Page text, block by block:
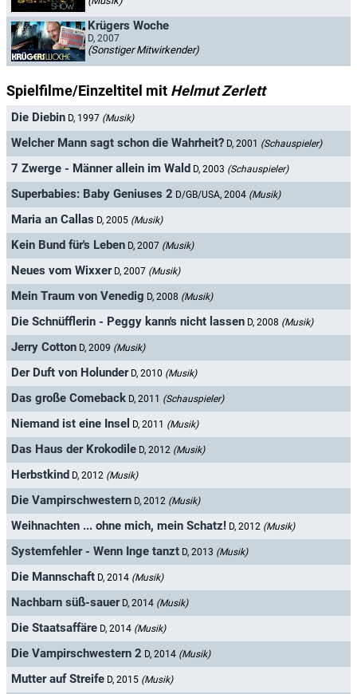
Krügers Woche
D, 2007
(Sonstiger Mitwirkender)
Spielfilme/Einzeltitel mit Helmut Zerlett
Die Diebin D, 1997 (Musik)
Welcher Mann sagt schon die Wahrheit? D, 2001 (Schauspieler)
7 Zwerge - Männer allein im Wald D, 2003 (Schauspieler)
Superbabies: Baby Geniuses 2 D/GB/USA, 2004 (Musik)
Maria an Callas D, 2005 (Musik)
Kein Bund für's Leben D, 2007 (Musik)
Neues vom Wixxer D, 2007 (Musik)
Mein Traum von Venedig D, 2008 (Musik)
Die Schnüfflerin - Peggy kann's nicht lassen D, 2008 (Musik)
Jerry Cotton D, 2009 (Musik)
Der Duft von Holunder D, 2010 (Musik)
Das große Comeback D, 2011 (Schauspieler)
Niemand ist eine Insel D, 2011 (Musik)
Das Haus der Krokodile D, 2012 (Musik)
Herbstkind D, 2012 (Musik)
Die Vampirschwestern D, 2012 (Musik)
Weihnachten ... ohne mich, mein Schatz! D, 2012 (Musik)
Systemfehler - Wenn Inge tanzt D, 2013 (Musik)
Die Mannschaft D, 2014 (Musik)
Nachbarn süß-sauer D, 2014 (Musik)
Die Staatsaffäre D, 2014 (Musik)
Die Vampirschwestern 2 D, 2014 (Musik)
Mutter auf Streife D, 2015 (Musik)